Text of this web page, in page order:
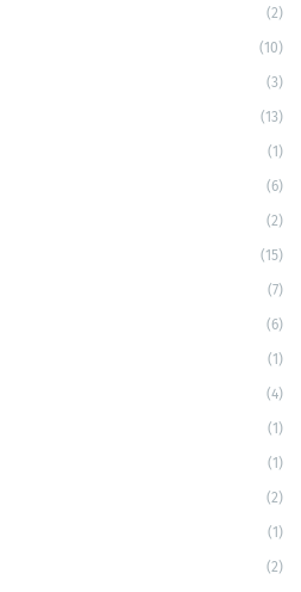
(2)
(10)
(3)
(13)
(1)
(6)
(2)
(15)
(7)
(6)
(1)
(4)
(1)
(1)
(2)
(1)
(2)